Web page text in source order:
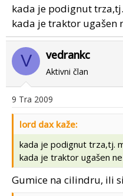
kada je podignut
kada je traktor ugašen
V vedrankc
Aktivni član
9 Tra 2009
lord dax kaže:
kada je podignut trza,tj.
kada je traktor ugašen
Gumice na cilindru, ili